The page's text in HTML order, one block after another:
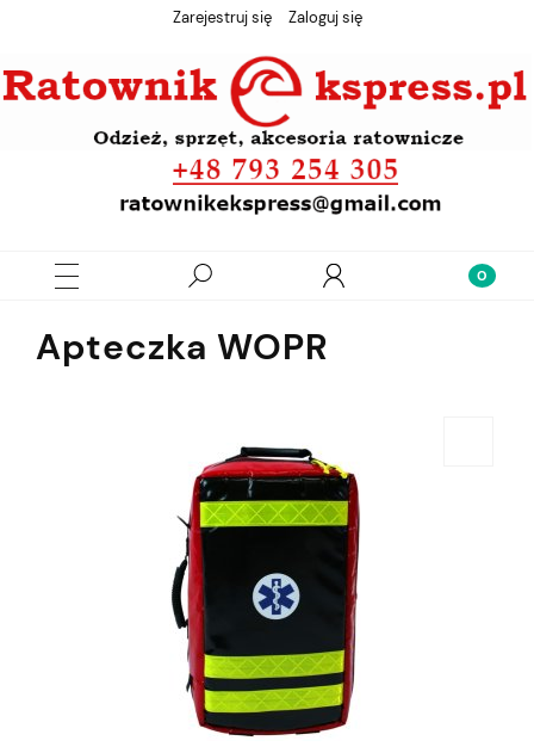
Zarejestruj się Zaloguj się
Apteczka WOPR